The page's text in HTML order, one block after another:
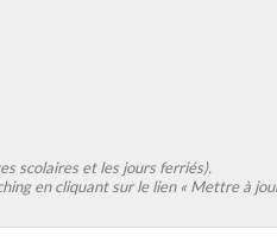
scolaires et les jours ferriés).
en cliquant sur le lien « Mettre à